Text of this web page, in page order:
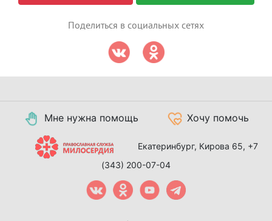
Поделиться в социальных сетях
Мне нужна помощь Хочу помочь
Екатеринбург, Кирова 65, +7
(343) 200-07-04